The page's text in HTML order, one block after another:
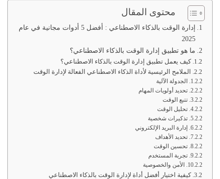
محتوى المقال
إدارة الوقت بالذكاء الاصطناعي : أفضل 5 أدوات مجانية في عام
2025
ما هو تطبيق إدارة الوقت بالذكاء الاصطناعي؟
كيف يعمل تطبيق إدارة الوقت بالذكاء الاصطناعي؟
الملامح الرئيسية لأداة الذكاء الاصطناعي الفعالة لإدارة الوقت
الجدولة الآلية
تحديد أولويات المهام
تتبع الوقت
تحليل الوقت
تذكيرات شخصية
إدارة البريد الإلكتروني
تحديد الأهداف
تحسين الوقت
تجربة المستخدم
الأمن والخصوصية
كيفية اختيار أفضل أداة لإدارة الوقت بالذكاء الاصطناعي